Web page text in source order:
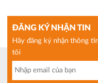
ĐĂNG KÝ NHẬN TIN
Hãy đăng ký nhận thông
tôi